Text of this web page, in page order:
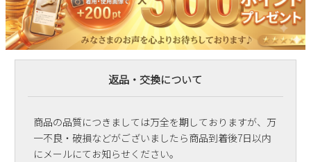
返品・交換について
商品の品質につきましては万全を期しておりますが、万
一不良・破損などがございましたら商品到着後7日以内
にメールにてお知らせください。